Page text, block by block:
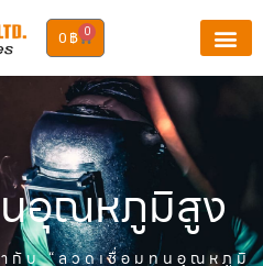
0 ฿ 0
อุณหภูมิสูง
กับ “ลวดเชื่อมทนอุณหภูมิ